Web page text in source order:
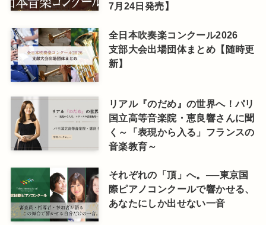
7月24日発売】
全日本吹奏楽コンクール2026
支部大会出場団体まとめ【随時更
新】
リアル『のだめ』の世界へ！パリ
国立高等音楽院・恵良響さんに聞
く～「表現から入る」フランスの
音楽教育～
それぞれの「頂」へ。──東京国
際ピアノコンクールで響かせる、
あなたにしか出せない一音